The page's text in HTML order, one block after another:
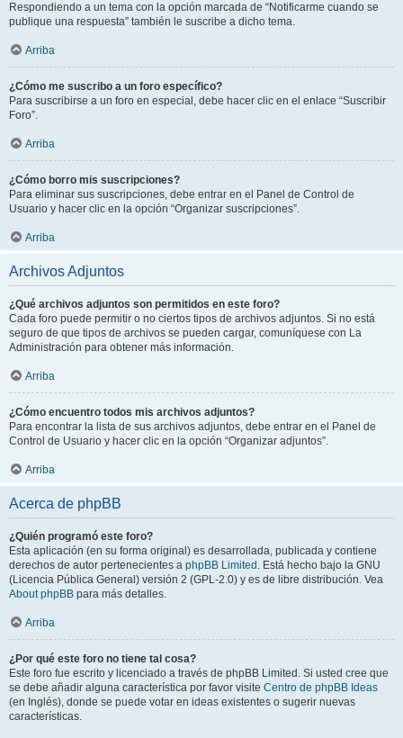
Respondiendo a un tema con la opción marcada de “Notificarme cuando se
publique una respuesta” también le suscribe a dicho tema.
Arriba
¿Cómo me suscribo a un foro específico?
Para suscribirse a un foro en especial, debe hacer clic en el enlace “Suscribir
Foro”.
Arriba
¿Cómo borro mis suscripciones?
Para eliminar sus suscripciones, debe entrar en el Panel de Control de
Usuario y hacer clic en la opción “Organizar suscripciones”.
Arriba
Archivos Adjuntos
¿Qué archivos adjuntos son permitidos en este foro?
Cada foro puede permitir o no ciertos tipos de archivos adjuntos. Si no está
seguro de que tipos de archivos se pueden cargar, comuníquese con La
Administración para obtener más información.
Arriba
¿Cómo encuentro todos mis archivos adjuntos?
Para encontrar la lista de sus archivos adjuntos, debe entrar en el Panel de
Control de Usuario y hacer clic en la opción “Organizar adjuntos”.
Arriba
Acerca de phpBB
¿Quién programó este foro?
Esta aplicación (en su forma original) es desarrollada, publicada y contiene
derechos de autor pertenecientes a phpBB Limited . Está hecho bajo la GNU
(Licencia Pública General) versión 2 (GPL-2.0) y es de libre distribución. Vea
About phpBB para más detalles.
Arriba
¿Por qué este foro no tiene tal cosa?
Este foro fue escrito y licenciado a través de phpBB Limited. Si usted cree que
se debe añadir alguna característica por favor visite Centro de phpBB Ideas
(en Inglés), donde se puede votar en ideas existentes o sugerir nuevas
características.